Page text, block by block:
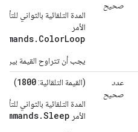
صحيح
المدة التلقائية بالثواني
الأمر
يجب أن تتراوح القيمة بين
عدد
صحيح
(القيمة التلقائية:1800
)
المدة التلقائية بالثواني
الأمر